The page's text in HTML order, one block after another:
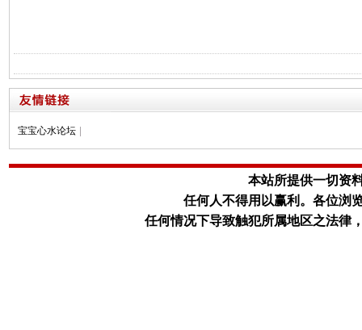
宝宝心水论坛
本站所提供一切资
任何人不得用以赢利。 各位浏
任何情况下导致触犯所属地区之法律